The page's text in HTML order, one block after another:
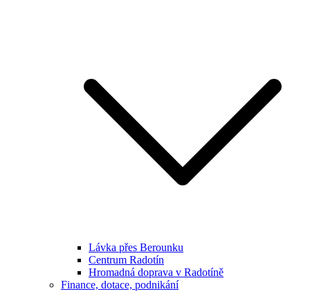
Lávka přes Berounku
Centrum Radotín
Hromadná doprava v Radotíně
Finance, dotace, podnikání